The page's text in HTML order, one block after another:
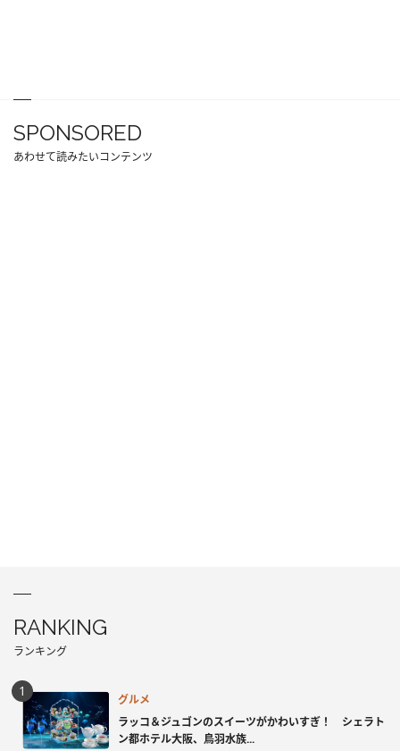
SPONSORED
あわせて読みたいコンテンツ
RANKING
ランキング
グルメ
ラッコ＆ジュゴンのスイーツがかわいすぎ！ シェラト
ン都ホテル大阪、鳥羽水族...